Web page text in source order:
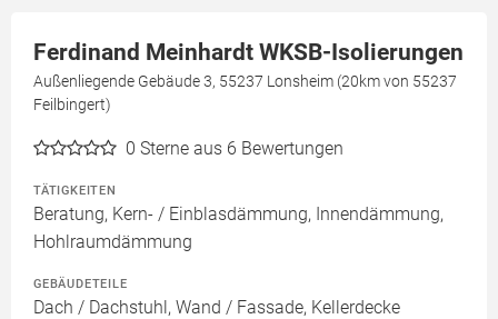
Ferdinand Meinhardt WKSB-Isolierungen
Außenliegende Gebäude 3, 55237 Lonsheim (20km von 55237
Feilbingert)
0 Sterne aus 6 Bewertungen
TÄTIGKEITEN
Beratung, Kern- / Einblasdämmung, Innendämmung,
Hohlraumdämmung
GEBÄUDETEILE
Dach / Dachstuhl, Wand / Fassade, Kellerdecke